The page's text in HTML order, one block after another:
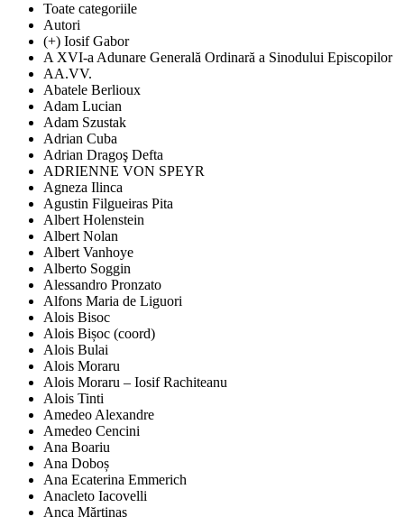
Toate categoriile
Autori
(+) Iosif Gabor
A XVI-a Adunare Generală Ordinară a Sinodului Episcopilor
AA.VV.
Abatele Berlioux
Adam Lucian
Adam Szustak
Adrian Cuba
Adrian Dragoş Defta
ADRIENNE VON SPEYR
Agneza Ilinca
Agustin Filgueiras Pita
Albert Holenstein
Albert Nolan
Albert Vanhoye
Alberto Soggin
Alessandro Pronzato
Alfons Maria de Liguori
Alois Bisoc
Alois Bișoc (coord)
Alois Bulai
Alois Moraru
Alois Moraru – Iosif Rachiteanu
Alois Tinti
Amedeo Alexandre
Amedeo Cencini
Ana Boariu
Ana Doboș
Ana Ecaterina Emmerich
Anacleto Iacovelli
Anca Mărtinaş